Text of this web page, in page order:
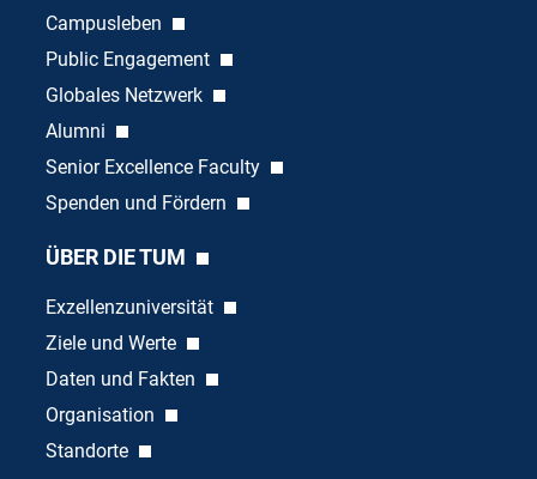
Campusleben
Public Engagement
Globales Netzwerk
Alumni
Senior Excellence Faculty
Spenden und Fördern
ÜBER DIE TUM
Exzellenzuniversität
Ziele und Werte
Daten und Fakten
Organisation
Standorte